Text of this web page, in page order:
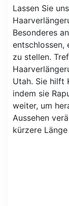
Lassen Sie
Besonderes
entschlossen,
zu stellen.
Utah. Sie hilft
indem sie
weiter, um
Aussehen
kürzere